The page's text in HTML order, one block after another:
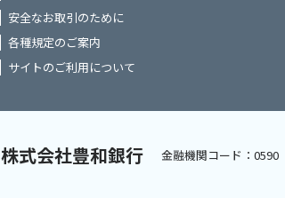
安全なお取引のために
各種規定のご案内
サイトのご利用について
株式会社豊和銀行 金融機関コード：0590